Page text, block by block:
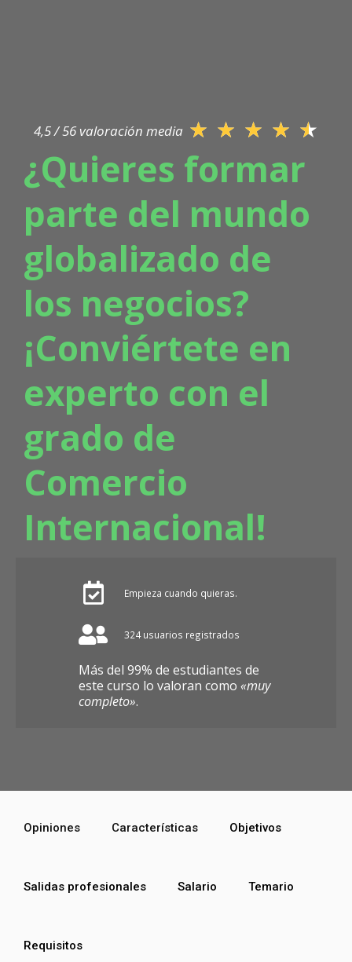
4,5 / 56 valoración media ★ ★ ★ ★ ★
¿Quieres formar
parte del mundo
globalizado de
los negocios?
¡Conviértete en
experto con el
grado de
Comercio
Internacional!
Empieza cuando quieras.
324 usuarios registrados
Más del 99% de estudiantes de
este curso lo valoran como «muy
completo».
Opiniones Características Objetivos
Salidas profesionales Salario Temario
Requisitos